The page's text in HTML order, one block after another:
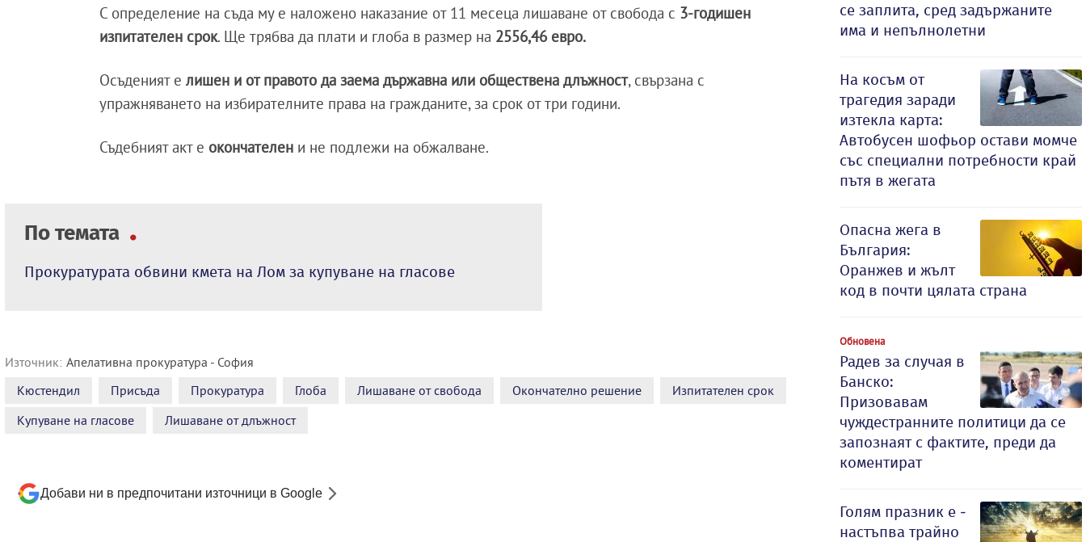
С определение на съда му е наложено наказание от 11 месеца лишаване от свобода с 3-годишен
изпитателен срок. Ще трябва да плати и глоба в размер на 2556,46 евро.
Осъденият елишен и от правото да заема държавна или обществена длъжност, свързана с
упражняването на избирателните права на гражданите, за срок от три години.
Съдебният акт е окончателен и не подлежи на обжалване.
По темата
Прокуратурата обвини кмета на Лом за купуване на гласове
Източник: Апелативна прокуратура - София
Кюстендил
Присъда Прокуратура Глоба Лишаване от свобода Окончателно решение
Изпитателен срок
Купуване на гласове
Лишаване от длъжност
Добави ни в предпочитани източници в Google
се заплита, сред задържаните
има и непълнолетни
На косъм от
трагедия заради
изтекла карта:
Автобусен шофьор остави момче
със специални потребности край
пътя в жегата
Опасна жега в
България:
Оранжев и жълт
код в почти цялата страна
Обновена
Радев за случая в
Банско:
Призовавам
чуждестранните политици да се
запознаят с фактите, преди да
коментират
Голям празник е -
настъпва трайно